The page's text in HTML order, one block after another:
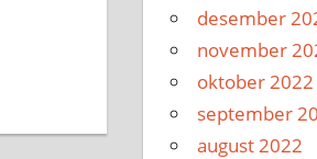
desember
november
oktober 2022
september
august 2022